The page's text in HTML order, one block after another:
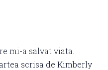
mi-a salvat viata.
scrisa de Kimberly